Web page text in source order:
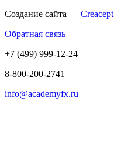
Создание сайта — Creacept
Обратная связь
+7 (499) 999-12-24
8-800-200-2741
info@academyfx.ru